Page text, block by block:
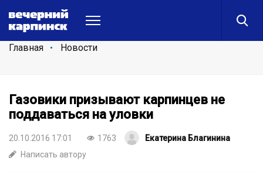
Главная Новости
Газовики призывают карпинцев не
поддаваться на уловки
20.10.2016 17:01 1763
Екатерина Благинина
Написать автору